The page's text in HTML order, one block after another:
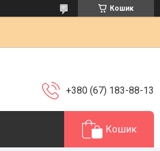
Кошик
+380 (67) 183-88-13
Кошик